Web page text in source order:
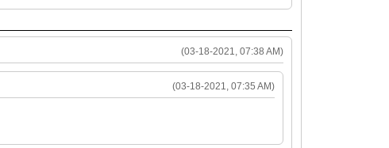
(03-18-2021, 07:38 AM)
(03-18-2021, 07:35 AM)